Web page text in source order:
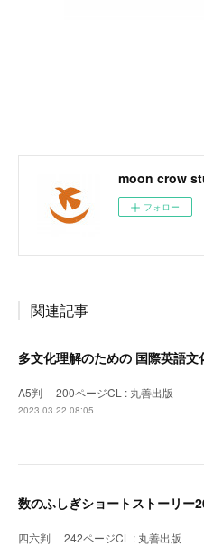
moon crow
フォロー
関連記事
多文化理解のための 国際英語文
A5判 200ページCL : 丸善出版
2023.03.22 08:05
数のふしぎショートストーリー
四六判 242ページCL : 丸善出版